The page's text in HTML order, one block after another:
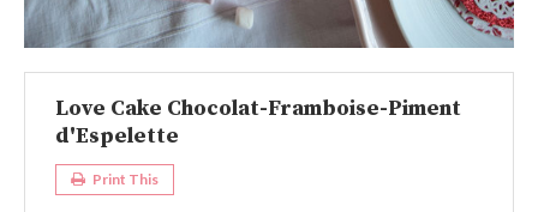
Love Cake Chocolat-Framboise-Piment
d'Espelette
Print This